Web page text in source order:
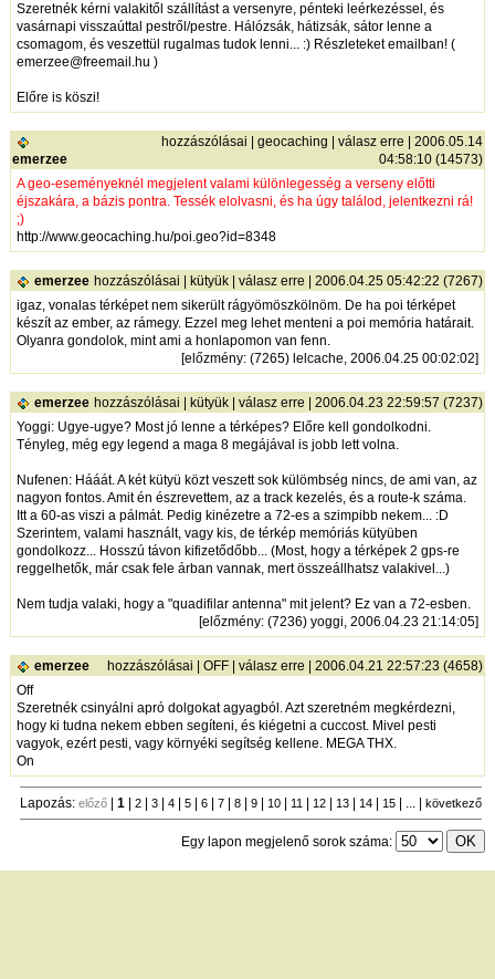
Szeretnék kérni valakitől szállítást a versenyre, pénteki leérkezéssel, és
vasárnapi visszaúttal pestről/pestre. Hálózsák, hátizsák, sátor lenne a
csomagom, és veszettül rugalmas tudok lenni... :) Részleteket emailban! (
emerzee@freemail.hu )
Előre is köszi!
emerzee
hozzászólásai |geocaching |válasz erre | 2006.05.14
04:58:10 (14573)
A geo-eseményeknél megjelent valami különlegesség a verseny előtti
éjszakára, a bázis pontra. Tessék elolvasni, és ha úgy találod, jelentkezni rá!
;)
http://www.geocaching.hu/poi.geo?id=8348
emerzee hozzászólásai kütyük |válasz erre | 2006.04.25 05:42:22 (7267)
igaz, vonalas térképet nem sikerült rágyömöszkölnöm. De ha poi térképet
készít az ember, az rámegy. Ezzel meg lehet menteni a poi memória határait.
Olyanra gondolok, mint ami a honlapomon van fenn.
[előzmény: (7265) lelcache, 2006.04.25 00:02:02]
emerzee hozzászólásai kütyük |válasz erre | 2006.04.23 22:59:57 (7237)
Yoggi: Ugye-ugye? Most jó lenne a térképes? Előre kell gondolkodni.
Tényleg, még egy legend a maga 8 megájával is jobb lett volna.
Nufenen: Hááát. A két kütyü közt veszett sok külömbség nincs, de ami van, az
nagyon fontos. Amit én észrevettem, az a track kezelés, és a route-k száma.
Itt a 60-as viszi a pálmát. Pedig kinézetre a 72-es a szimpibb nekem... :D
Szerintem, valami használt, vagy kis, de térkép memóriás kütyüben
gondolkozz... Hosszú távon kifizetődőbb... (Most, hogy a térképek 2 gps-re
reggelhetők, már csak fele árban vannak, mert összeállhatsz valakivel...)
Nem tudja valaki, hogy a "quadifilar antenna" mit jelent? Ez van a 72-esben.
[előzmény: (7236) yoggi, 2006.04.23 21:14:05]
emerzee hozzászólásai |OFF |válasz erre | 2006.04.21 22:57:23 (4658)
Off
Szeretnék csinyálni apró dolgokat agyagból. Azt szeretném megkérdezni,
hogy ki tudna nekem ebben segíteni, és kiégetni a cuccost. Mivel pesti
vagyok, ezért pesti, vagy környéki segítség kellene. MEGA THX.
On
Lapozás:előző |1 2 3 4 5 6 7 8 9 10 11 12 13 14 15 | ... |következő
Egy lapon megjelenő sorok száma: